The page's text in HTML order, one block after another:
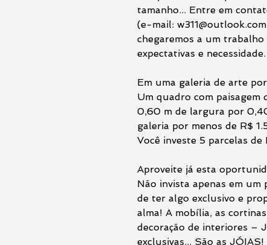
tamanho... Entre em
(e-mail:
chegaremos a um
expectativas e necessidade.
Em uma galeria de arte
Um quadro com paisagem
0,60 m de largura por
galeria por menos de R$
Você investe 5 parcelas
Aproveite já esta
Não invista apenas em
de ter algo exclusivo e
alma! A mobília, as
decoração de interiores –
exclusivas... São as JÓIAS!